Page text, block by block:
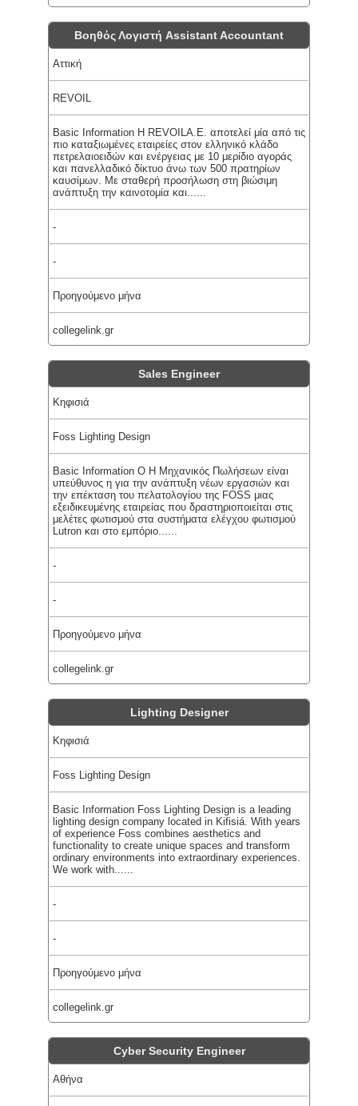
Βοηθός Λογιστή Assistant Accountant
Αττική
REVOIL
Basic Information Η REVOILA.E. αποτελεί μία από τις
πιο καταξιωμένες εταιρείες στον ελληνικό κλάδο
πετρελαιοειδών και ενέργειας με 10 μερίδιο αγοράς
και πανελλαδικό δίκτυο άνω των 500 πρατηρίων
καυσίμων. Με σταθερή προσήλωση στη βιώσιμη
ανάπτυξη την καινοτομία και......
-
-
Προηγούμενο μήνα
collegelink.gr
Sales Engineer
Κηφισιά
Foss Lighting Design
Basic Information Ο Η Μηχανικός Πωλήσεων είναι
υπεύθυνος η για την ανάπτυξη νέων εργασιών και
την επέκταση του πελατολογίου της FOSS μιας
εξειδικευμένης εταιρείας που δραστηριοποιείται στις
μελέτες φωτισμού στα συστήματα ελέγχου φωτισμού
Lutron και στο εμπόριο......
-
-
Προηγούμενο μήνα
collegelink.gr
Lighting Designer
Κηφισιά
Foss Lighting Design
Basic Information Foss Lighting Design is a leading
lighting design company located in Kifisiá. With years
of experience Foss combines aesthetics and
functionality to create unique spaces and transform
ordinary environments into extraordinary experiences.
We work with......
-
-
Προηγούμενο μήνα
collegelink.gr
Cyber Security Engineer
Αθήνα